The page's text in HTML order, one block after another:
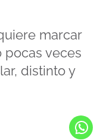
marcar
pocas veces
distinto y